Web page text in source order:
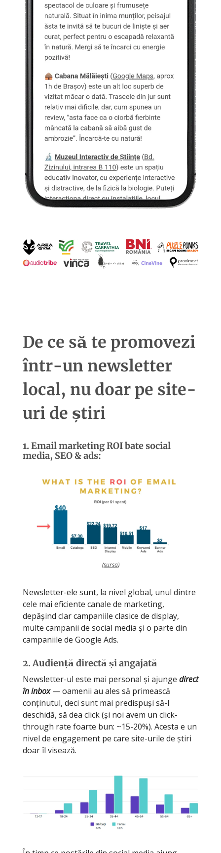
De ce să te promovezi
într-un newsletter
local, nu doar pe site-
uri de știri
1. Email marketing ROI bate social
media, SEO & ads:
(sursa)
Newsletter-ele sunt, la nivel global, unul dintre
cele mai eficiente canale de marketing,
depășind clar campaniile clasice de display,
multe campanii de social media și o parte din
campaniile de Google Ads.
2. Audiență directă și angajată
Newsletter-ul este mai personal și ajunge direct
în inbox— oamenii au ales să primească
conținutul, deci sunt mai predispuși să-l
deschidă, să dea click (și noi avem un click-
through rate foarte bun: ~15-20%). Acesta e un
nivel de engagement pe care site-urile de știri
doar îl visează.